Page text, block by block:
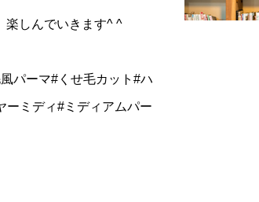
楽しんでいきます^ ^
パーマ#くせ毛カット#ハ
ーミディ#ミディアムパー